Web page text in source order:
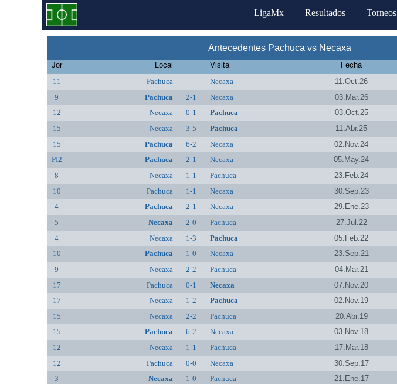
LigaMx Resultados Torneos
Antecedentes Pachuca vs Necaxa
Jor Local Visita Fecha
11
Pachuca --- Necaxa 11.Oct.26
9
Pachuca 2-1 Necaxa 03.Mar.26
12
Necaxa 0-1 Pachuca 03.Oct.25
15
Necaxa 3-5 Pachuca 11.Abr.25
15
Pachuca 6-2 Necaxa 02.Nov.24
PI2
Pachuca 2-1 Necaxa 05.May.24
8
Necaxa 1-1 Pachuca 23.Feb.24
10
Pachuca 1-1 Necaxa 30.Sep.23
4
Pachuca 2-1 Necaxa 29.Ene.23
5
Necaxa 2-0 Pachuca 27.Jul.22
4
Necaxa 1-3 Pachuca 05.Feb.22
10
Pachuca 1-0 Necaxa 23.Sep.21
9
Necaxa 2-2 Pachuca 04.Mar.21
17
Pachuca 0-1 Necaxa 07.Nov.20
17
Necaxa 1-2 Pachuca 02.Nov.19
15
Necaxa 2-2 Pachuca 20.Abr.19
15
Pachuca 6-2 Necaxa 03.Nov.18
12
Necaxa 1-1 Pachuca 17.Mar.18
12
Pachuca 0-0 Necaxa 30.Sep.17
3
Necaxa 1-0 Pachuca 21.Ene.17